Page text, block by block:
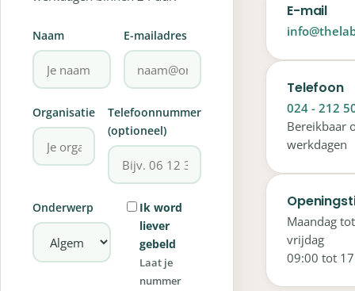
Naam E-mailadres
Organisatie
Telefoonnummer
(optioneel)
Onderwerp
Ik word
liever
gebeld
Laat je
nummer
E-mail
Telefoon
024 - 212
Bereikbaar
werkdagen
Maandag
vrijdag
09:00 tot